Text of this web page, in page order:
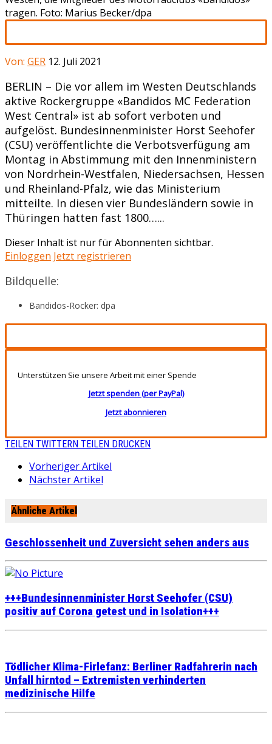
tragen. Foto: Marius Becker/dpa
Von: GER 12. Juli 2021
BERLIN – Die vor allem im Westen Deutschlands
aktive Rockergruppe «Bandidos MC Federation
West Central» ist ab sofort verboten und
aufgelöst. Bundesinnenminister Horst Seehofer
(CSU) veröffentlichte die Verbotsverfügung am
Montag in Abstimmung mit den Innenministern
von Nordrhein-Westfalen, Niedersachsen, Hessen
und Rheinland-Pfalz, wie das Ministerium
mitteilte. In diesen vier Bundesländern sowie in
Thüringen hatten fast 1800…...
Dieser Inhalt ist nur für Abonnenten sichtbar.
Einloggen Jetzt registrieren
Bildquelle:
Bandidos-Rocker: dpa
Unterstützen Sie unsere Arbeit mit einer Spende
Jetzt spenden (per PayPal)
Jetzt abonnieren
TEILEN TWITTERN TEILEN DRUCKEN
Vorheriger Artikel
Nächster Artikel
Ähnliche Artikel
Geschlossenheit und Zuversicht sehen anders aus
+++Bundesinnenminister Horst Seehofer (CSU)
positiv auf Corona getest und in Isolation+++
Tödlicher Klima-Firlefanz: Berliner Radfahrerin nach
Unfall hirntod – Extremisten verhinderten
medizinische Hilfe